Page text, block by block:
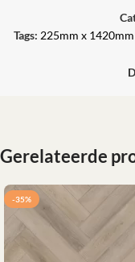
Tags: 225mm x 1420mm
Gerelateerde
-35%